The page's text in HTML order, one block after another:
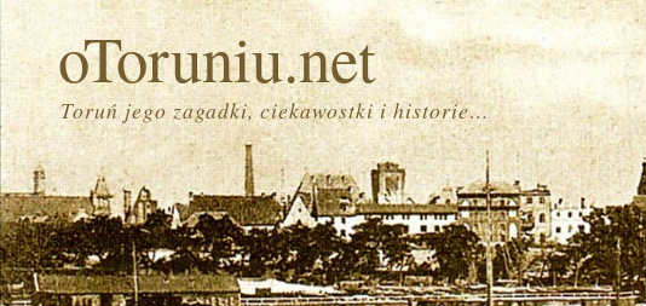
oToruniu.net
Toruń jego zagadki, ciekawostki i historie…